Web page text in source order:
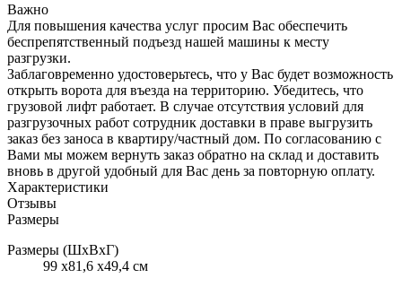
Важно
Для повышения качества услуг просим Вас обеспечить
беспрепятственный подъезд нашей машины к месту
разгрузки.
Заблаговременно удостоверьтесь, что у Вас будет возможность
открыть ворота для въезда на территорию. Убедитесь, что
грузовой лифт работает. В случае отсутствия условий для
разгрузочных работ сотрудник доставки в праве выгрузить
заказ без заноса в квартиру/частный дом. По согласованию с
Вами мы можем вернуть заказ обратно на склад и доставить
вновь в другой удобный для Вас день за повторную оплату.
Характеристики
Отзывы
Размеры
Размеры (ШхВхГ)
99 x81,6 x49,4 см